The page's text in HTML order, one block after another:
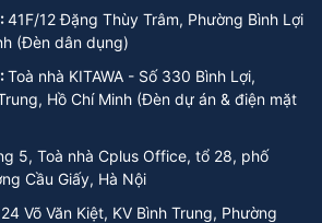
41F/12 Đặng Thùy Trâm, Phường Bình Lợi
(Đèn dân dụng)
Toà nhà KITAWA - Số 330 Bình Lợi,
Hồ Chí Minh (Đèn dự án & điện mặt
5, Toà nhà Cplus Office, tổ 28, phố
Cầu Giấy, Hà Nội
Võ Văn Kiệt, KV Bình Trung, Phường